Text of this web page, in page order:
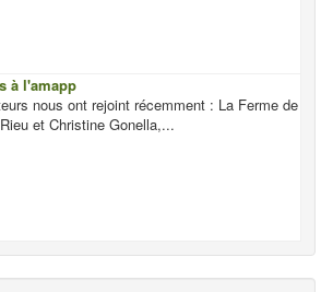
à l'amapp
nous ont rejoint récemment : La Ferme de
et Christine Gonella,...